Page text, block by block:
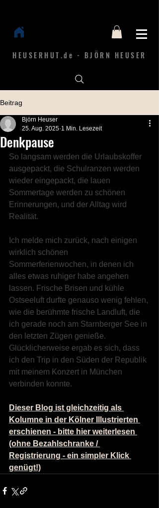
HEUSERHUT.de - BJÖRN HEUSER
Beitrag
Denkpause
Björn Heuser
25. Aug. 2025 1 Min. Lesezeit
So langsam werden die Urlaubskoffer
ausgepackt, die Schulranzen werden
wieder eingepackt, die lauen
Sommertage werden zu schönen
Erinnerungen, und der Alltag wird
Realität.
Ich melde mich zurück, nach einigen
wirklich schönen
Sommerferienwochen, in denen ich
alles etwas ruhiger habe angehen
lassen. Frische Brisen und kühle
Ostseeluft durfte genauso wenig fehlen,
wie die berühmte frische Landluft, die
ich gerade noch am Starnberger See in
den letzten Zügen genieße.
Glücklicherweise ergab es sich, dass
ich den Trip in den Süden der Republik
mit meinem Konzert in München
verbinden konnte.
Dieser Blog ist gleichzeitig als
Kolumne in der Kölner Illustrierten
erschienen - bitte hier weiterlesen
(ohne Bezahlschranke /
Registrierung - ein simpler Klick
genügt!)